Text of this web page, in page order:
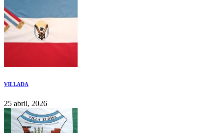
VILLADA
25 abril, 2026